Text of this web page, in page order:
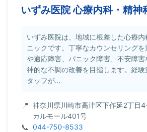
いずみ医院 心療内科・精神
いずみ医院は、地域に根差した心療内
ニックです。丁寧なカウンセリング
や適応障害、パニック障害、不安障
神的な不調の改善を目指します。経験
タッフが...
神奈川県川崎市高津区下作延2丁目
カルモール401号
044-750-8533